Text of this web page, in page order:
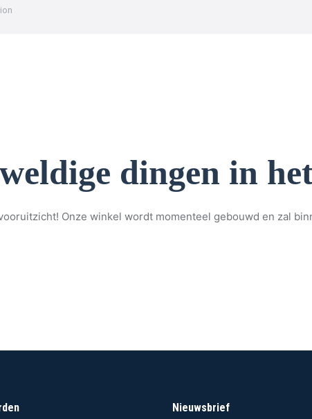
dingen in
Onze winkel wordt momenteel gebouwd en zal
Nieuwsbrief